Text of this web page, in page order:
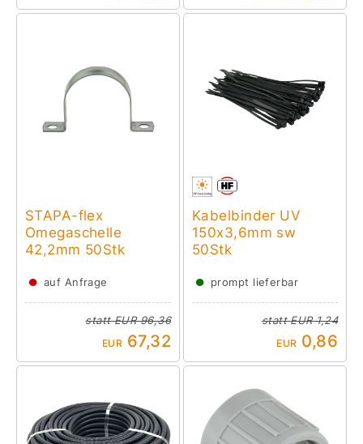
STAPA-flex
Omegaschelle
42,2mm 50Stk
● auf Anfrage
stattEUR 96,36
EUR 67,32
Kabelbinder UV
150x3,6mm sw
50Stk
● prompt lieferbar
stattEUR 1,24
EUR 0,86